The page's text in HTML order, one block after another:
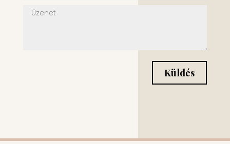
Küldés